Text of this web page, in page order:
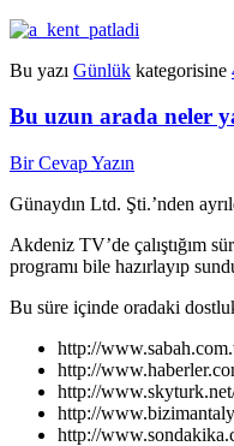
Bu yazı Günlük kategorisine
Bu uzun arada neler
Bir Cevap Yazın
Günaydın Ltd. Şti.’nden
Akdeniz TV’de çalıştığım
programı bile hazırlayıp
Bu süre içinde oradaki
http://
http://
http://
http://
http://